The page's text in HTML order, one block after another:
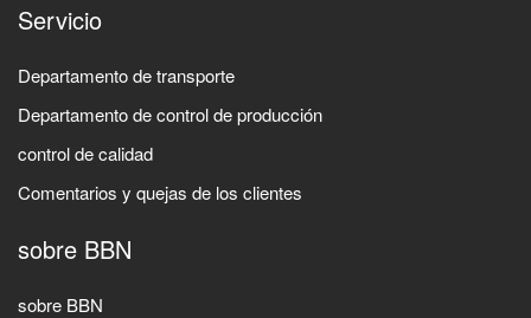
Servicio
Departamento de transporte
Departamento de control de producción
control de calidad
Comentarios y quejas de los clientes
sobre BBN
sobre BBN